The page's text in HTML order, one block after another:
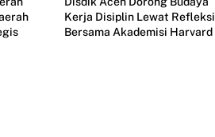
Kerja Disiplin Lewat Refleksi
Bersama Akademisi Harvard